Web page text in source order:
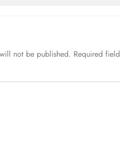
not be published. Required